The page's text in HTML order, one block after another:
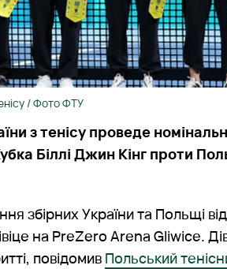
/ Фото ФТУ
з тенісу проведе
Біллі Джин Кінг проти
збірних України та Польщі
на PreZero Arena Gliwice.
повідомив Польський